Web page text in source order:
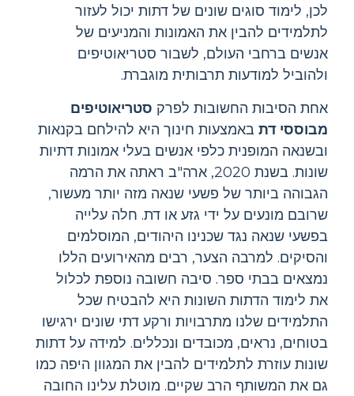
לכן, לימוד סוגים שונים של דתות יכול לעזור
לתלמידים להבין את האמונות והמניעים של
אנשים ברחבי העולם, לשבור סטריאוטיפים
ולהוביל למודעות תרבותית מוגברת.
אחת הסיבות החשובות לפרק סטריאוטיפים
מבוססי דת באמצעות חינוך היא להילחם בקנאות
ובשנאה המופנית כלפי אנשים בעלי אמונות דתיות
שונות. בשנת 2020, ארה"ב ראתה את הרמה
הגבוהה ביותר של פשעי שנאה מזה יותר מעשור,
שרובם מונעים על ידי גזע או דת. חלה עלייה
בפשעי שנאה נגד שכנינו היהודים, המוסלמים
והסיקים. למרבה הצער, רבים מהאירועים הללו
נמצאים בבתי ספר. סיבה חשובה נוספת לכלול
את לימוד הדתות השונות היא להבטיח שכל
התלמידים שלנו מתרבויות ורקע דתי שונים ירגישו
בטוחים, נראים, מכובדים ונכללים. למידה על דתות
שונות עוזרת לתלמידים להבין את המגוון היפה כמו
גם את המשותף הרב שקיים. מוטלת עלינו החובה